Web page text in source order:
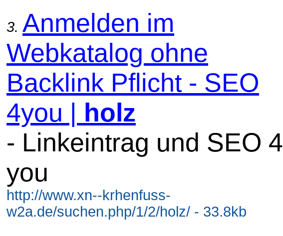
3. Anmelden im
Webkatalog ohne
Backlink Pflicht - SEO
4you | holz
- Linkeintrag und SEO 4
you
http://www.xn--krhenfuss-
w2a.de/suchen.php/1/2/holz/ - 33.8kb